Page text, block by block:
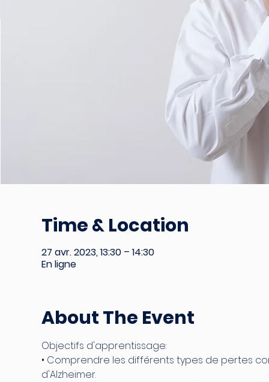
Time & Location
27 avr. 2023, 13:30 – 14:30
En ligne
About The Event
Objectifs d'apprentissage:
• Comprendre les différents types de pertes
d'Alzheimer.